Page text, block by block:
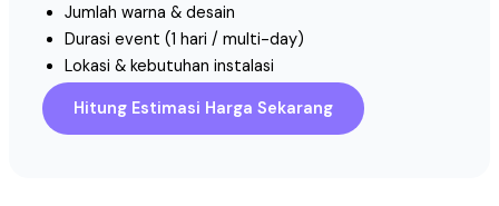
Jumlah warna & desain
Durasi event (1 hari / multi-day)
Lokasi & kebutuhan instalasi
Hitung Estimasi Harga Sekarang